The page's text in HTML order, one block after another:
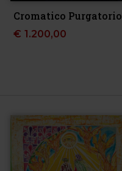
Cromatico Purgatorio
€ 1.200,00